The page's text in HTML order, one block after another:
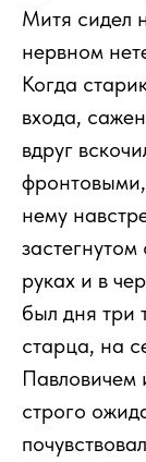
Митя сидел
нервном
Когда
входа,
вдруг
нему
руках и в
был дня три
старца, на
Павловичем
строго